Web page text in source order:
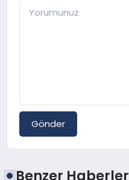
Gönder
Benzer Haberler